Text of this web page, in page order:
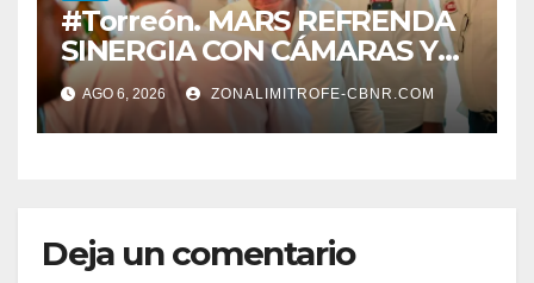
#Torreón. MARS REFRENDA
SINERGIA CON CÁMARAS Y
ORGANISMOS, EN BENEFICIO
DEL DESARROLLO DE
TORREÓN
AGO 6, 2026 ZONALIMITROFE-CBNR.COM
Deja un comentario